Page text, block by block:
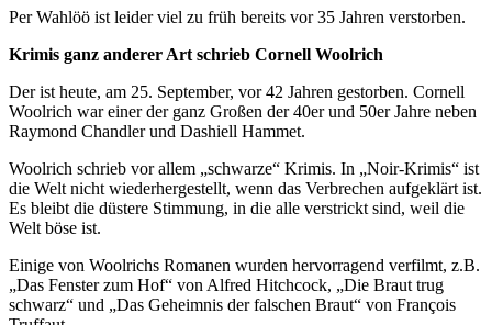
Per Wahlöö ist leider viel zu früh bereits vor 35 Jahren verstorben.
Krimis ganz anderer Art schrieb Cornell Woolrich
Der ist heute, am 25. September, vor 42 Jahren gestorben. Cornell
Woolrich war einer der ganz Großen der 40er und 50er Jahre neben
Raymond Chandler und Dashiell Hammet.
Woolrich schrieb vor allem „schwarze“ Krimis. In „Noir-Krimis“ ist
die Welt nicht wiederhergestellt, wenn das Verbrechen aufgeklärt ist.
Es bleibt die düstere Stimmung, in die alle verstrickt sind, weil die
Welt böse ist.
Einige von Woolrichs Romanen wurden hervorragend verfilmt, z.B.
„Das Fenster zum Hof“ von Alfred Hitchcock, „Die Braut trug
schwarz“ und „Das Geheimnis der falschen Braut“ von François